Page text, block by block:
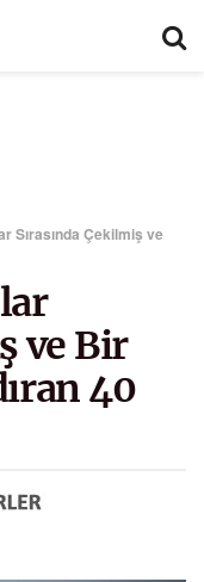
Sırasında Çekilmiş ve
ve Bir
40